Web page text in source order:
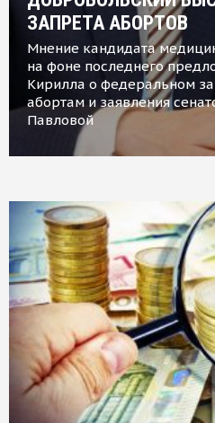
ЗАПРЕТА АБОРТОВ
Мнение кандидата
на фоне последнего
Кирилла о федеральном
абортам и заявления
Павловой